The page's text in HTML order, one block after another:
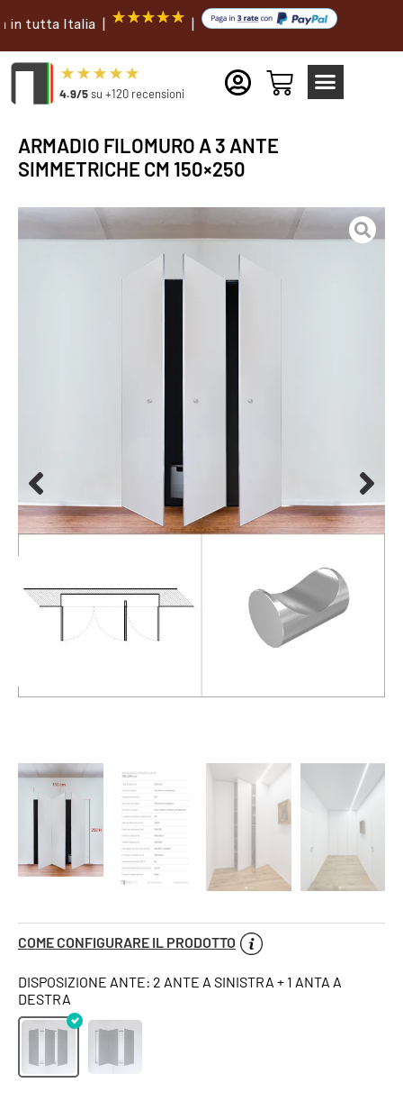
Italia | |
4.9/5su +120 recensioni
ARMADIO FILOMURO A 3 ANTE
SIMMETRICHE CM 150×250
COME CONFIGURARE IL PRODOTTO
DISPOSIZIONE ANTE: 2 ANTE A SINISTRA + 1 ANTA A
DESTRA